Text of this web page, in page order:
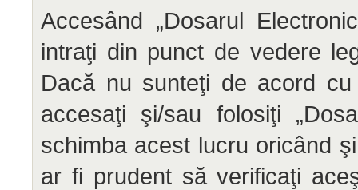
Accesând „Dosarul
intraţi din punct de vedere
Dacă nu sunteţi de acord
accesaţi şi/sau folosiţi
schimba acest lucru oricând
ar fi prudent să verificaţi